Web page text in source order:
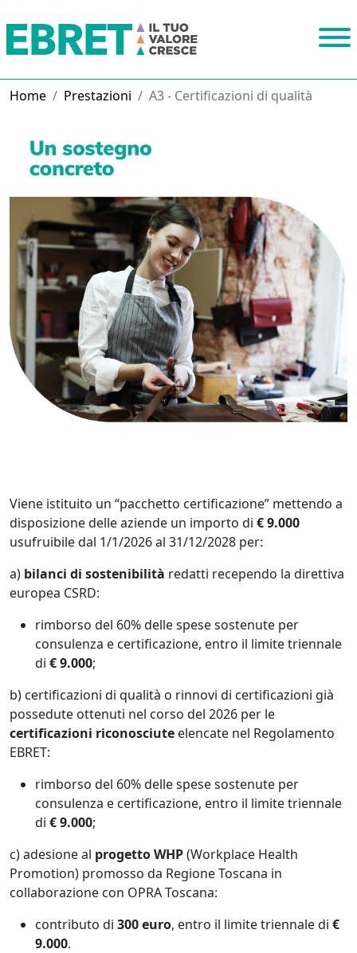
Home Prestazioni A3 - Certificazioni di qualità
Viene istituito un “pacchetto certificazione” mettendo a
disposizione delle aziende un importo di € 9.000
usufruibile dal 1/1/2026 al 31/12/2028 per:
a) bilanci di sostenibilità redatti recependo la direttiva
europea CSRD:
rimborso del 60% delle spese sostenute per
consulenza e certificazione, entro il limite triennale
di € 9.000;
b) certificazioni di qualità o rinnovi di certificazioni già
possedute ottenuti nel corso del 2026 per le
certificazioni riconosciute elencate nel Regolamento
EBRET:
rimborso del 60% delle spese sostenute per
consulenza e certificazione, entro il limite triennale
di € 9.000;
c) adesione al progetto WHP(Workplace Health
Promotion) promosso da Regione Toscana in
collaborazione con OPRA Toscana:
contributo di 300 euro, entro il limite triennale di €
9.000.